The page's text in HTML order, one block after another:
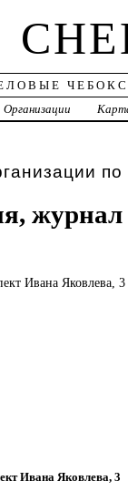
Организации
журнал
Ивана Яковлева, 3
Ивана Яковлева, 3